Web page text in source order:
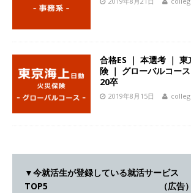
【 28
戸数近畿圏第3位 ｜ 初任給
年収1,000万も目指せる ｜
業界研究・企業説明会 】
ビス機関 ｜ BtoBtoCの代理
合格ES ｜ 本選考 ｜
険 ｜ グローバルコー
20卒
2019年8月15日
▼今就活生が登録している就活サービス
TOP5 （広告）